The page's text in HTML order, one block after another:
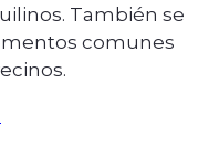
También se
comunes